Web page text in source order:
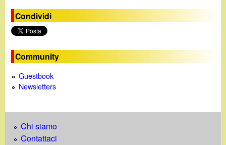
Condividi
Community
Guestbook
Newsletters
Chi siamo
Contattaci